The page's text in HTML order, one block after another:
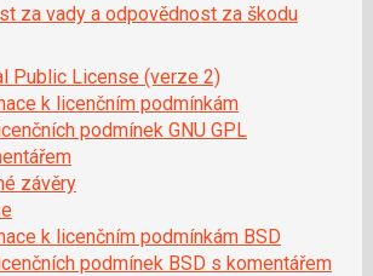
za vady a odpovědnost za škodu
Public License (verze 2)
k licenčním podmínkám
podmínek GNU GPL
závěry
k licenčním podmínkám BSD
podmínek BSD s komentářem